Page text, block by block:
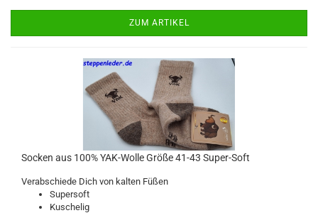
ZUM ARTIKEL
Socken aus 100% YAK-Wolle Größe 41-43 Super-Soft
Verabschiede Dich von kalten Füßen
Supersoft
Kuschelig